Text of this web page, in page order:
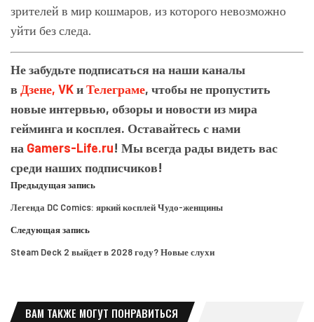
зрителей в мир кошмаров, из которого невозможно
уйти без следа.
Не забудьте подписаться на наши каналы
в Дзене, VKиТелеграме, чтобы не пропустить
новые интервью, обзоры и новости из мира
гейминга и косплея. Оставайтесь с нами
на Gamers-Life.ru! Мы всегда рады видеть вас
среди наших подписчиков!
Предыдущая запись
Легенда DC Comics: яркий косплей Чудо-женщины
Следующая запись
Steam Deck 2 выйдет в 2028 году? Новые слухи
ВАМ ТАКЖЕ МОГУТ ПОНРАВИТЬСЯ